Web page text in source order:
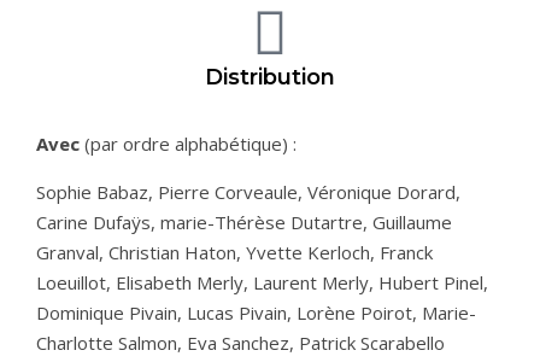
Distribution
Avec (par ordre alphabétique) :
Sophie Babaz, Pierre Corveaule, Véronique Dorard,
Carine Dufaÿs, marie-Thérèse Dutartre, Guillaume
Granval, Christian Haton, Yvette Kerloch, Franck
Loeuillot, Elisabeth Merly, Laurent Merly, Hubert Pinel,
Dominique Pivain, Lucas Pivain, Lorène Poirot, Marie-
Charlotte Salmon, Eva Sanchez, Patrick Scarabello